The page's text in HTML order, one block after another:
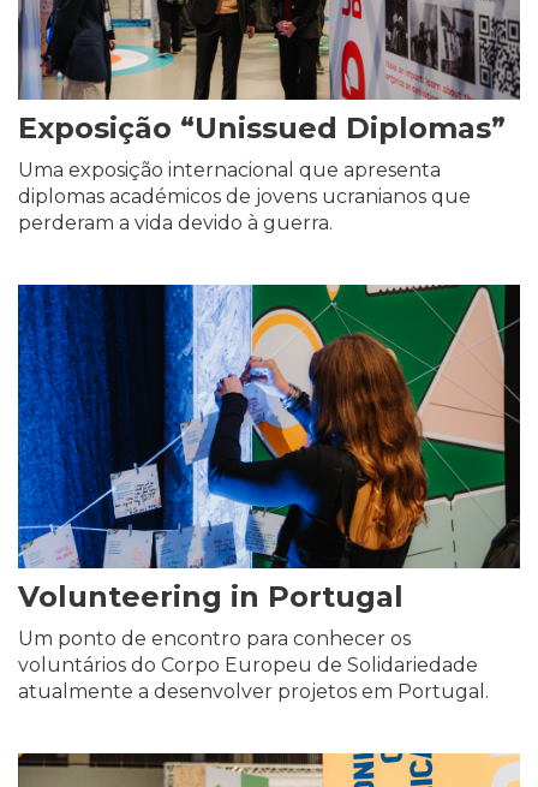
Exposição “Unissued Diplomas”
Uma exposição internacional que apresenta
diplomas académicos de jovens ucranianos que
perderam a vida devido à guerra.
Volunteering in Portugal
Um ponto de encontro para conhecer os
voluntários do Corpo Europeu de Solidariedade
atualmente a desenvolver projetos em Portugal.